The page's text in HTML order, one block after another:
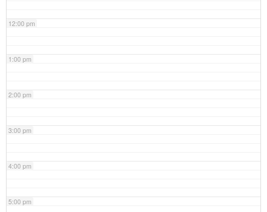
12:00 pm
1:00 pm
2:00 pm
3:00 pm
4:00 pm
5:00 pm